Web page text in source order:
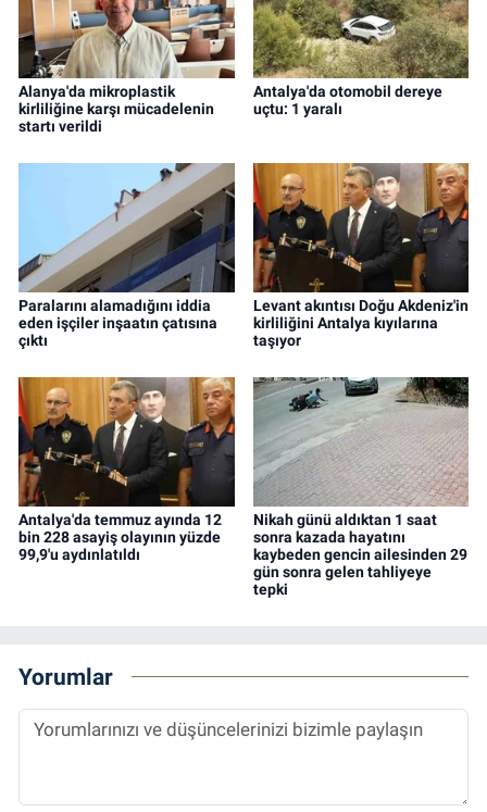
Alanya'da mikroplastik
kirliliğine karşı mücadelenin
startı verildi
Antalya'da otomobil dereye
uçtu: 1 yaralı
Paralarını alamadığını iddia
eden işçiler inşaatın çatısına
çıktı
Levant akıntısı Doğu Akdeniz'in
kirliliğini Antalya kıyılarına
taşıyor
Antalya'da temmuz ayında 12
bin 228 asayiş olayının yüzde
99,9'u aydınlatıldı
Nikah günü aldıktan 1 saat
sonra kazada hayatını
kaybeden gencin ailesinden 29
gün sonra gelen tahliyeye
tepki
Yorumlar